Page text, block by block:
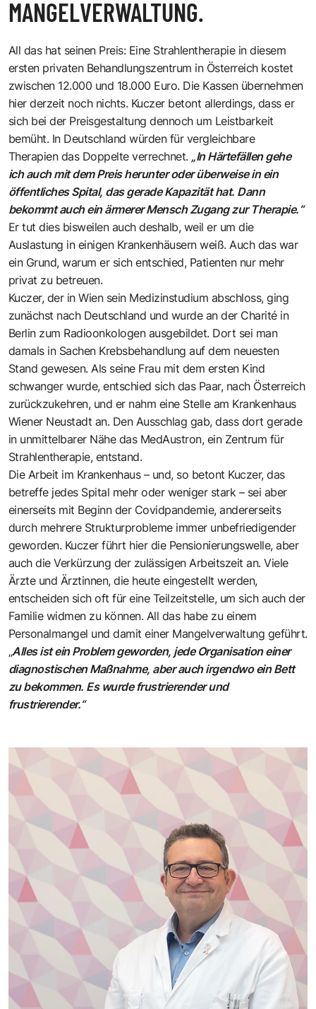
MANGELVERWALTUNG.
All das hat seinen Preis: Eine Strahlentherapie in diesem
ersten privaten Behandlungszentrum in Österreich kostet
zwischen 12.000 und 18.000 Euro. Die Kassen übernehmen
hier derzeit noch nichts. Kuczer betont allerdings, dass er
sich bei der Preisgestaltung dennoch um Leistbarkeit
bemüht. In Deutschland würden für vergleichbare
Therapien das Doppelte verrechnet. „In Härtefällen gehe
ich auch mit dem Preis herunter oder überweise in ein
öffentliches Spital, das gerade Kapazität hat. Dann
bekommt auch ein ärmerer Mensch Zugang zur Therapie.“
Er tut dies bisweilen auch deshalb, weil er um die
Auslastung in einigen Krankenhäusern weiß. Auch das war
ein Grund, warum er sich entschied, Patienten nur mehr
privat zu betreuen.
Kuczer, der in Wien sein Medizinstudium abschloss, ging
zunächst nach Deutschland und wurde an der Charité in
Berlin zum Radioonkologen ausgebildet. Dort sei man
damals in Sachen Krebsbehandlung auf dem neuesten
Stand gewesen. Als seine Frau mit dem ersten Kind
schwanger wurde, entschied sich das Paar, nach Österreich
zurückzukehren, und er nahm eine Stelle am Krankenhaus
Wiener Neustadt an. Den Ausschlag gab, dass dort gerade
in unmittelbarer Nähe das MedAustron, ein Zentrum für
Strahlentherapie, entstand.
Die Arbeit im Krankenhaus – und, so betont Kuczer, das
betreffe jedes Spital mehr oder weniger stark – sei aber
einerseits mit Beginn der Covidpandemie, andererseits
durch mehrere Strukturprobleme immer unbefriedigender
geworden. Kuczer führt hier die Pensionierungswelle, aber
auch die Verkürzung der zulässigen Arbeitszeit an. Viele
Ärzte und Ärztinnen, die heute eingestellt werden,
entscheiden sich oft für eine Teilzeitstelle, um sich auch der
Familie widmen zu können. All das habe zu einem
Personalmangel und damit einer Mangelverwaltung geführt.
„Alles ist ein Problem geworden, jede Organisation einer
diagnostischen Maßnahme, aber auch irgendwo ein Bett
zu bekommen. Es wurde frustrierender und
frustrierender.“